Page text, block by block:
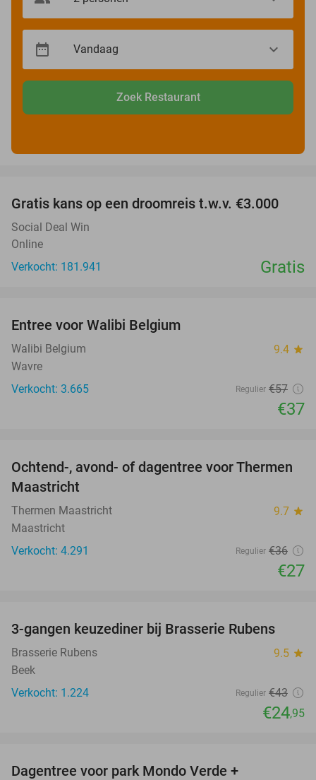
Zoek Restaurant
Gratis kans op een droomreis t.w.v. €3.000
Social Deal Win
Online
Verkocht: 181.941
Gratis
Entree voor Walibi Belgium
Walibi Belgium 9.4 star
Wavre
Verkocht: 3.665
Regulier €57
€37
25%
Ochtend-, avond- of dagentree voor Thermen
Maastricht
Thermen Maastricht 9.7 star
Maastricht
Verkocht: 4.291
Regulier €36
€27
42%
3-gangen keuzediner bij Brasserie Rubens
Brasserie Rubens 9.5 star
Beek
Verkocht: 1.224
Regulier €43
€24,95
Dagentree voor park Mondo Verde +